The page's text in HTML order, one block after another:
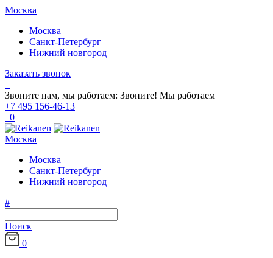
Москва
Москва
Санкт-Петербург
Нижний новгород
Заказать звонок
Звоните нам, мы работаем: Звоните! Мы работаем
+7 495 156-46-13
0
Москва
Москва
Санкт-Петербург
Нижний новгород
#
Поиск
0